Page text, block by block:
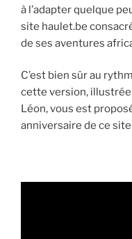
à l’adapter quelque
site haulet.be
de ses aventures
C’est bien sûr au
cette version,
Léon, vous est
anniversaire de ce site